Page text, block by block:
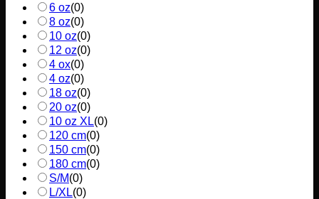
6 oz(0)
8 oz(0)
10 oz(0)
12 oz(0)
4 ox(0)
4 oz(0)
18 oz(0)
20 oz(0)
10 oz XL(0)
120 cm(0)
150 cm(0)
180 cm(0)
S/M(0)
L/XL(0)